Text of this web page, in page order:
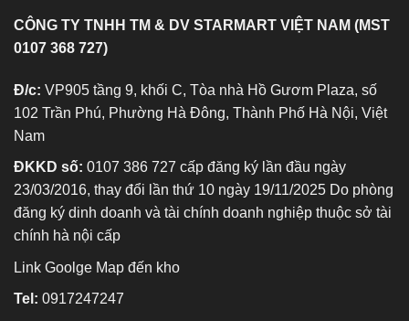
CÔNG TY TNHH TM & DV STARMART VIỆT NAM (MST
0107 368 727)
Đ/c: VP905 tầng 9, khối C, Tòa nhà Hồ Gươm Plaza, số
102 Trần Phú, Phường Hà Đông, Thành Phố Hà Nội, Việt
Nam
ĐKKD số: 0107 386 727 cấp đăng ký lần đầu ngày
23/03/2016, thay đổi lần thứ 10 ngày 19/11/2025 Do phòng
đăng ký dinh doanh và tài chính doanh nghiệp thuộc sở tài
chính hà nội cấp
Link Goolge Map đến kho
Tel: 0917247247